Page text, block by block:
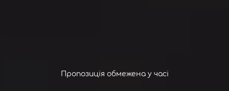
Пропозиція обмежена у часі